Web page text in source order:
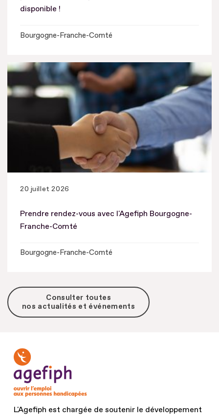
disponible !
Bourgogne-Franche-Comté
20 juillet 2026
Prendre rendez-vous avec l'Agefiph Bourgogne-
Franche-Comté
Bourgogne-Franche-Comté
Consulter toutes
nos actualités et événements
L'Agefiph est chargée de soutenir le développement